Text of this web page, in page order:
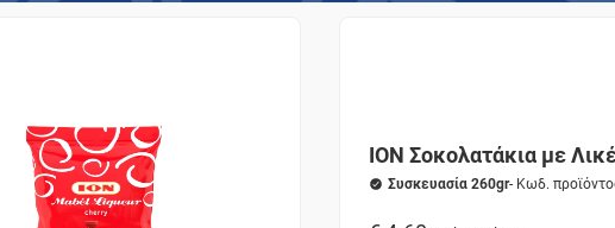
ΙΟΝ Σοκολατάκια με
Συσκευασία 260gr- Κωδ.